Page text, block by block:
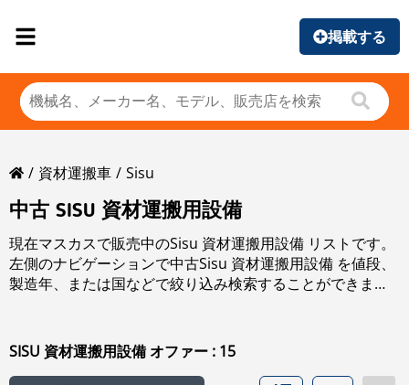
掲載する
資材運搬車
Sisu
中古 SISU 資材運搬用設備
現在マスカスで販売中のSisu 資材運搬用設備 リストです。
左側のナビゲーションで中古Sisu 資材運搬用設備 を値段、
製造年、または国などで絞り込み検索することができま
SISU 資材運搬用設備 オファー : 15